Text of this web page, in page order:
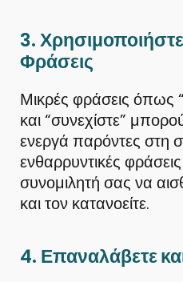
3.
Φράσεις
Μικρές φράσεις όπως
και “συνεχίστε”
ενεργά παρόντες στη
ενθαρρυντικές
συνομιλητή σας να
και τον κατανοείτε.
4. Επαναλάβετε